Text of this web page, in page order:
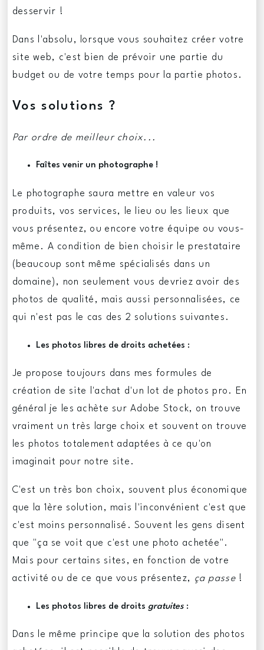
desservir !
Dans l'absolu, lorsque vous souhaitez créer votre
site web, c'est bien de prévoir une partie du
budget ou de votre temps pour la partie photos.
Vos solutions ?
Par ordre de meilleur choix...
Faîtes venir un photographe !
Le photographe saura mettre en valeur vos
produits, vos services, le lieu ou les lieux que
vous présentez, ou encore votre équipe ou vous-
même. A condition de bien choisir le prestataire
(beaucoup sont même spécialisés dans un
domaine), non seulement vous devriez avoir des
photos de qualité, mais aussi personnalisées, ce
qui n'est pas le cas des 2 solutions suivantes.
Les photos libres de droits achetées :
Je propose toujours dans mes formules de
création de site l'achat d'un lot de photos pro. En
général je les achète sur Adobe Stock, on trouve
vraiment un très large choix et souvent on trouve
les photos totalement adaptées à ce qu'on
imaginait pour notre site.
C'est un très bon choix, souvent plus économique
que la 1ère solution, mais l'inconvénient c'est que
c'est moins personnalisé. Souvent les gens disent
que "ça se voit que c'est une photo achetée".
Mais pour certains sites, en fonction de votre
activité ou de ce que vous présentez, ça passe!
Les photos libres de droits gratuites:
Dans le même principe que la solution des photos